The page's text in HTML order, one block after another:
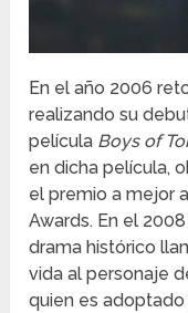
En el año 2006
realizando su
película Boys of
en dicha película,
el premio a mejor
Awards. En el
drama histórico
vida al personaje
quien es adoptado